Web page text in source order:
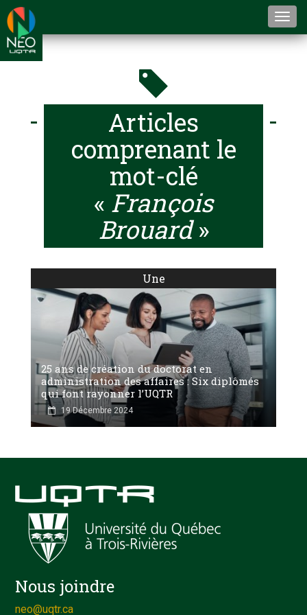
Articles
comprenant le
mot-clé
« François
Brouard»
Une
25 ans de création du doctorat en
administration des affaires : Six diplômés
qui font rayonner l’UQTR
19 Décembre 2024
Nous joindre
neo@uqtr.ca